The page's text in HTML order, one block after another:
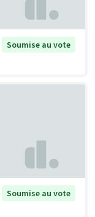
Soumise au vote
Soumise au vote